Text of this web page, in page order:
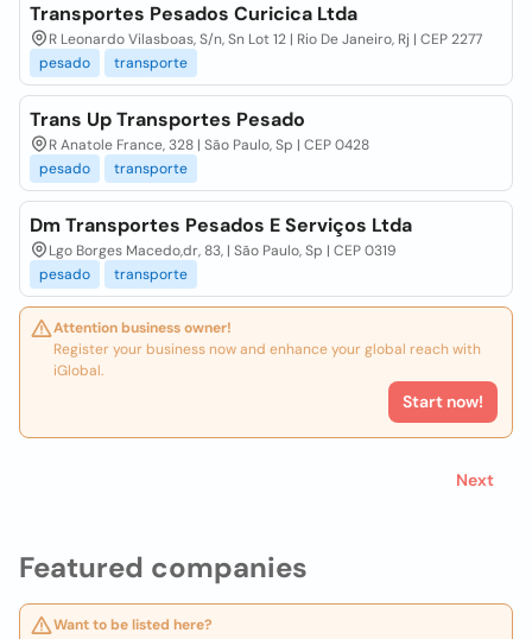
Featured companies
Want to be listed here?
Transportes Pesados Curicica Ltda
R Leonardo Vilasboas, S/n, Sn Lot 12 | Rio De Janeiro, Rj | CEP 2277
pesado
transporte
Trans Up Transportes Pesado
R Anatole France, 328 | São Paulo, Sp | CEP 0428
pesado
transporte
Dm Transportes Pesados E Serviços Ltda
Lgo Borges Macedo,dr, 83, | São Paulo, Sp | CEP 0319
pesado
transporte
Attention business owner!
Register your business now and enhance your global reach with
iGlobal.
Start now!
Next